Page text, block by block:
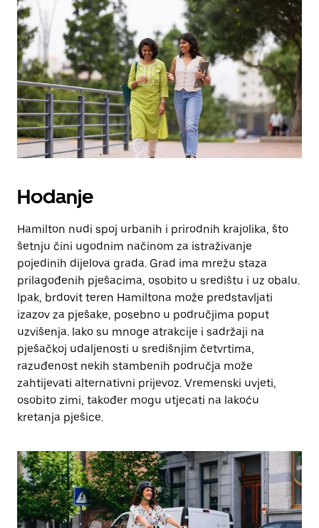
datum.
Pritisni
tipku
escape
za
zatvaranje
kalendara.
Hodanje
Hamilton nudi spoj urbanih i prirodnih krajolika, što
šetnju čini ugodnim načinom za istraživanje
pojedinih dijelova grada. Grad ima mrežu staza
prilagođenih pješacima, osobito u središtu i uz obalu.
Ipak, brdovit teren Hamiltona može predstavljati
izazov za pješake, posebno u područjima poput
uzvišenja. Iako su mnoge atrakcije i sadržaji na
pješačkoj udaljenosti u središnjim četvrtima,
razuđenost nekih stambenih područja može
zahtijevati alternativni prijevoz. Vremenski uvjeti,
osobito zimi, također mogu utjecati na lakoću
kretanja pješice.